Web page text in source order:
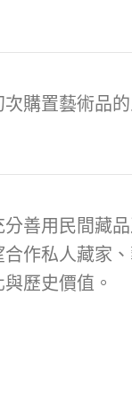
購置藝術品的
善用民間藏
作私人藏家
歷史價值。